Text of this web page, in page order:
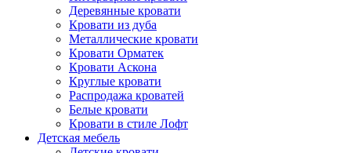
Деревянные кровати
Кровати из дуба
Металлические кровати
Кровати Орматек
Кровати Аскона
Круглые кровати
Распродажа кроватей
Белые кровати
Кровати в стиле Лофт
Детская мебель